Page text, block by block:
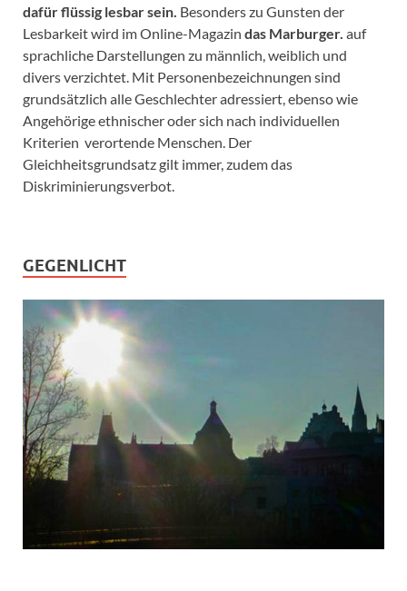
dafür flüssig lesbar sein. Besonders zu Gunsten der
Lesbarkeit wird im Online-Magazin das Marburger. auf
sprachliche Darstellungen zu männlich, weiblich und
divers verzichtet. Mit Personenbezeichnungen sind
grundsätzlich alle Geschlechter adressiert, ebenso wie
Angehörige ethnischer oder sich nach individuellen
Kriterien verortende Menschen. Der
Gleichheitsgrundsatz gilt immer, zudem das
Diskriminierungsverbot.
GEGENLICHT